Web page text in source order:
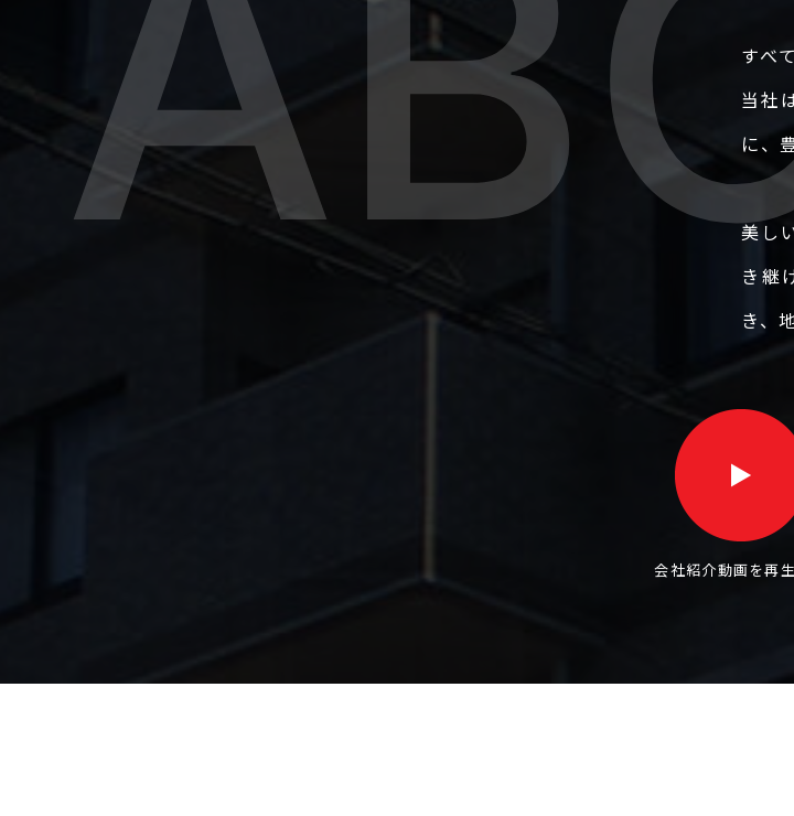
【大阪支店】
〒540-0037 大阪府大阪市中央区
すべ
当社
に、
美し
き継
き、
会社紹介動画を再